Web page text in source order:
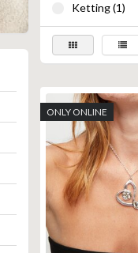
Ketting (1)
ONLY ONLINE